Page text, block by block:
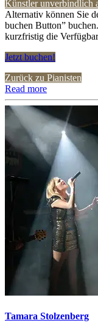
Künstler unverbindlich
Alternativ können Sie
buchen Button”
kurzfristig die
Jetzt buchen!
Zurück zu Pianisten
Read more
Tamara Stolzenberg